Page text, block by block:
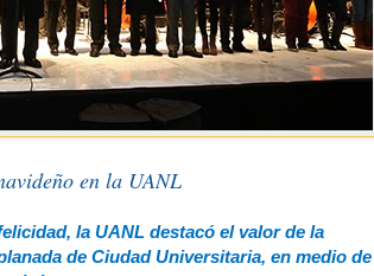
en la UANL
la UANL destacó el valor de la
de Ciudad Universitaria, en medio de